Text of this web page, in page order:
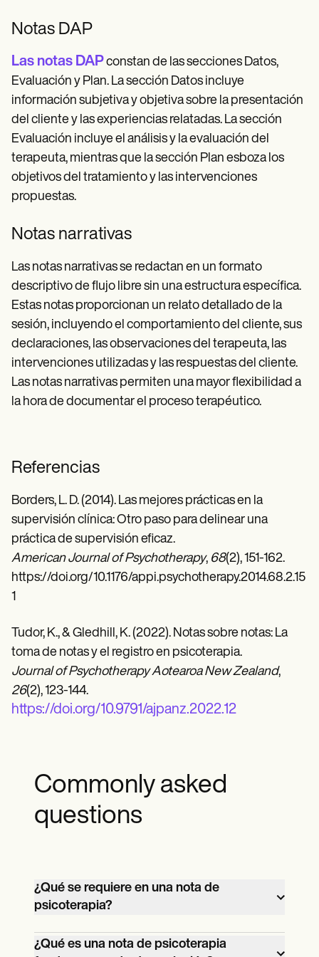
Notas DAP
Las notas DAPconstan de las secciones Datos,
Evaluación y Plan. La sección Datos incluye
información subjetiva y objetiva sobre la presentación
del cliente y las experiencias relatadas. La sección
Evaluación incluye el análisis y la evaluación del
terapeuta, mientras que la sección Plan esboza los
objetivos del tratamiento y las intervenciones
propuestas.
Notas narrativas
Las notas narrativas se redactan en un formato
descriptivo de flujo libre sin una estructura específica.
Estas notas proporcionan un relato detallado de la
sesión, incluyendo el comportamiento del cliente, sus
declaraciones, las observaciones del terapeuta, las
intervenciones utilizadas y las respuestas del cliente.
Las notas narrativas permiten una mayor flexibilidad a
la hora de documentar el proceso terapéutico.
Referencias
Borders, L. D. (2014). Las mejores prácticas en la
supervisión clínica: Otro paso para delinear una
práctica de supervisión eficaz.
American Journal of Psychotherapy, 68(2), 151-162.
https://doi.org/10.1176/appi.psychotherapy.2014.68.2.15
1
Tudor, K., & Gledhill, K. (2022). Notas sobre notas: La
toma de notas y el registro en psicoterapia.
Journal of Psychotherapy Aotearoa New Zealand,
26(2), 123-144.
https://doi.org/10.9791/ajpanz.2022.12
Commonly asked
questions
¿Qué se requiere en una nota de
psicoterapia?
Una nota de psicoterapia es un registro
detallado de la sesión de psicoterapia de
¿Qué es una nota de psicoterapia